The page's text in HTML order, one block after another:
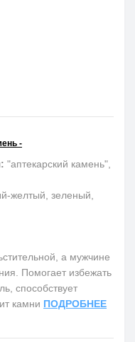
-
"аптекарский камень",
желтый, зеленый,
а мужчине
Помогает избежать
способствует
камни ПОДРОБНЕЕ